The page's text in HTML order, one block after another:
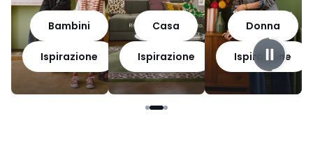
Bambini
Ispirazione
Casa
Ispirazione
Donna
Ispirazione